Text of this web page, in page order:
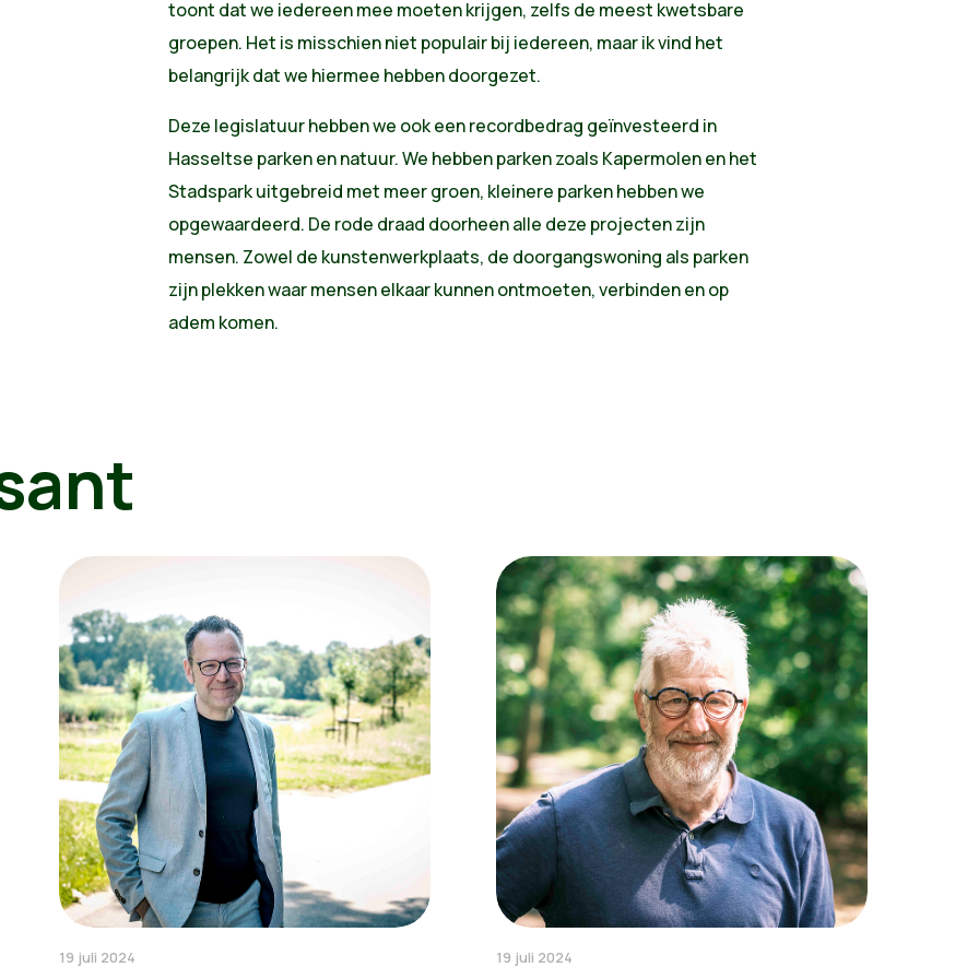
toont dat we iedereen mee moeten krijgen, zelfs de meest kwetsbare
groepen. Het is misschien niet populair bij iedereen, maar ik vind het
belangrijk dat we hiermee hebben doorgezet.
Deze legislatuur hebben we ook een recordbedrag geïnvesteerd in
Hasseltse parken en natuur. We hebben parken zoals Kapermolen en het
Stadspark uitgebreid met meer groen, kleinere parken hebben we
opgewaardeerd. De rode draad doorheen alle deze projecten zijn
mensen. Zowel de kunstenwerkplaats, de doorgangswoning als parken
zijn plekken waar mensen elkaar kunnen ontmoeten, verbinden en op
adem komen.
19 juli 2024 19 juli 2024